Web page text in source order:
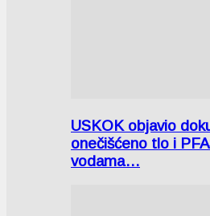
USKOK objavio
onečišćeno tlo i
vodama…